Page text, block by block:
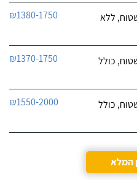
על גג שטוח, ללא
₪1380-1750
על גג שטוח, כולל
₪1370-1750
על גג שטוח, כולל
₪1550-2000
המלא